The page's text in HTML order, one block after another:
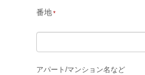
番地
アパート /マンション名など